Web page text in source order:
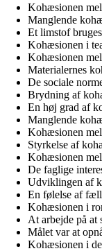
Kohæsionen
Manglende
Et limstof
Kohæsionen i
Kohæsionen
Materialernes
De sociale
Brydning af
En høj grad af
Manglende
Kohæsionen
Styrkelse af
Kohæsionen
De faglige
Udviklingen af
En følelse af
Kohæsionen i
At arbejde på at
Målet var at
Kohæsionen i